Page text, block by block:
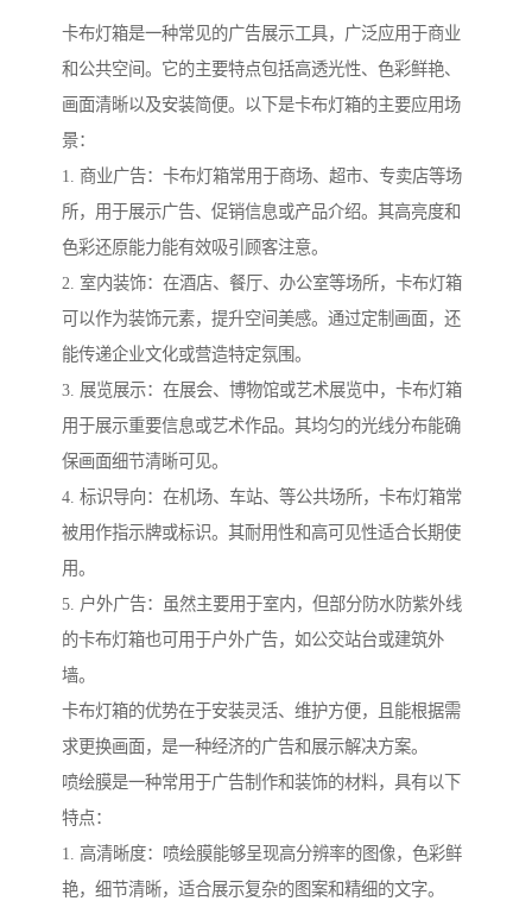
卡布灯箱是一种常见的广告展示工具，广泛应用于商业
和公共空间。它的主要特点包括高透光性、色彩鲜艳、
画面清晰以及安装简便。以下是卡布灯箱的主要应用场
景：
1. 商业广告：卡布灯箱常用于商场、超市、专卖店等场
所，用于展示广告、促销信息或产品介绍。其高亮度和
色彩还原能力能有效吸引顾客注意。
2. 室内装饰：在酒店、餐厅、办公室等场所，卡布灯箱
可以作为装饰元素，提升空间美感。通过定制画面，还
能传递企业文化或营造特定氛围。
3. 展览展示：在展会、博物馆或艺术展览中，卡布灯箱
用于展示重要信息或艺术作品。其均匀的光线分布能确
保画面细节清晰可见。
4. 标识导向：在机场、车站、等公共场所，卡布灯箱常
被用作指示牌或标识。其耐用性和高可见性适合长期使
用。
5. 户外广告：虽然主要用于室内，但部分防水防紫外线
的卡布灯箱也可用于户外广告，如公交站台或建筑外
墙。
卡布灯箱的优势在于安装灵活、维护方便，且能根据需
求更换画面，是一种经济的广告和展示解决方案。
喷绘膜是一种常用于广告制作和装饰的材料，具有以下
特点：
1. 高清晰度：喷绘膜能够呈现高分辨率的图像，色彩鲜
艳，细节清晰，适合展示复杂的图案和精细的文字。